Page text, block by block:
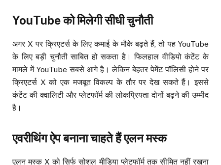
YouTube को मिलेगी सीधी चुनौती
अगर X पर क्रिएटर्स के लिए कमाई के मौके बढ़ते हैं, तो यह YouTube
के लिए बड़ी चुनौती साबित हो सकता है। फिलहाल वीडियो कंटेंट के
मामले में YouTube सबसे आगे है। लेकिन बेहतर पेमेंट पॉलिसी होने पर
क्रिएटर्स X को एक मजबूत विकल्प के तौर पर देख सकते हैं। इससे
कंटेंट की क्वालिटी और प्लेटफॉर्म की लोकप्रियता दोनों बढ़ने की उम्मीद
है।
एवरीथिंग ऐप बनाना चाहते हैं एलन मस्क
एलन मस्क X को सिर्फ सोशल मीडिया प्लेटफॉर्म तक सीमित नहीं रखना